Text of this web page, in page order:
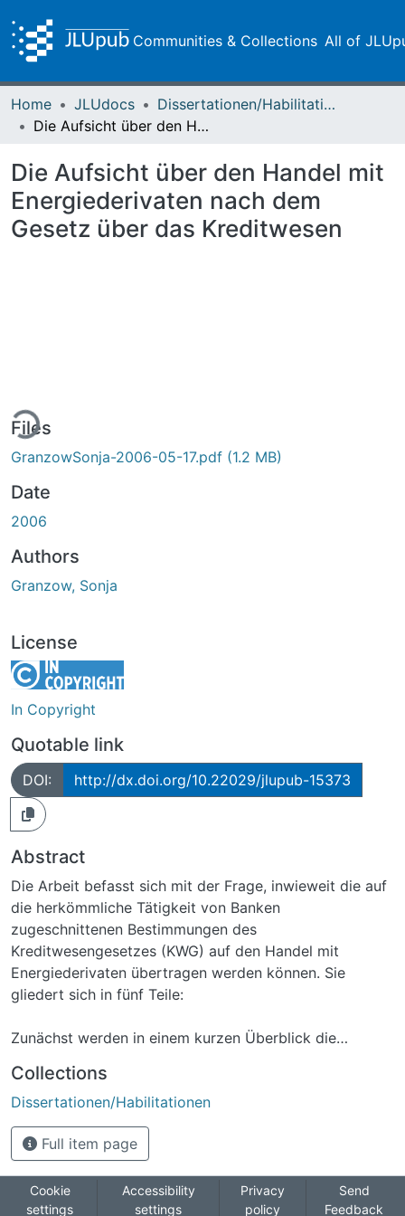
Communities & Collections All of
Home JLUdocs
Dissertationen/Habilitationen
Die Aufsicht über den Handel mit Energiederivaten nach dem Gesetz über das Kreditwesen
Die Aufsicht über den Handel mit
Energiederivaten nach dem
Gesetz über das Kreditwesen
Files
GranzowSonja-2006-05-17.pdf (1.2 MB)
Date
2006
Authors
Granzow, Sonja
License
In Copyright
Quotable link
DOI: http://dx.doi.org/10.22029/jlupub-15373
Abstract
Die Arbeit befasst sich mit der Frage, inwieweit die auf
die herkömmliche Tätigkeit von Banken
zugeschnittenen Bestimmungen des
Kreditwesengesetzes (KWG) auf den Handel mit
Energiederivaten übertragen werden können. Sie
gliedert sich in fünf Teile:
Zunächst werden in einem kurzen Überblick die
Entstehung des Marktes für Energiederivate in
Deutschland geführt haben.
Der darauf folgende Abschnitt befasst sich mit den
mit Stromderivaten.
Collections
Dissertationen/Habilitationen
Full item page
Cookie
settings
Accessibility
settings
Privacy
policy
Send
Feedback